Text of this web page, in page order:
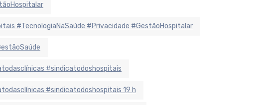
#TecnologiaNaSaúde #Privacidade #GestãoHospitalar
#sindicatodoshospitais
#sindicatodoshospitais 19 h